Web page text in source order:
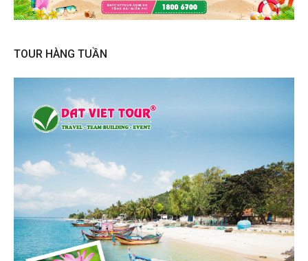
TOUR HÀNG TUẦN